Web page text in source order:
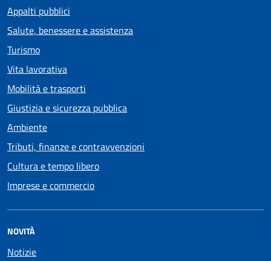
Appalti pubblici
Salute, benessere e assistenza
Turismo
Vita lavorativa
Mobilità e trasporti
Giustizia e sicurezza pubblica
Ambiente
Tributi, finanze e contravvenzioni
Cultura e tempo libero
Imprese e commercio
NOVITÀ
Notizie